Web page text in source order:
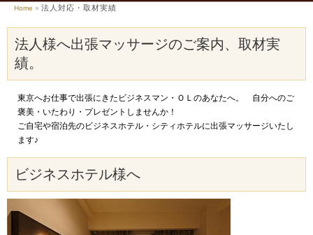
Home » 法人対応・取材実績
法人様へ出張マッサージのご案内、取材実
績。
東京へお仕事で出張にきたビジネスマン・ＯＬのあなたへ。 自分へのご
褒美・いたわり・プレゼントしませんか！
ご自宅や宿泊先のビジネスホテル・シティホテルに出張マッサージいたし
ます♪
ビジネスホテル様へ